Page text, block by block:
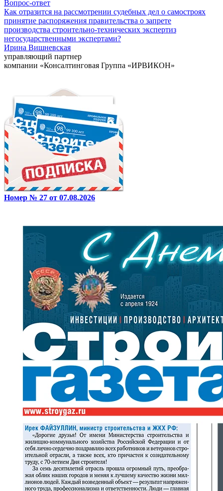
Вопрос-ответ
Как отразится на рассмотрении судебных дел о самостроях
принятие распоряжения правительства о запрете
производства строительно-технических экспертиз
негосударственными экспертами?
Ирина Вишневская
управляющий партнер
компании «Консалтинговая Группа «ИРВИКОН»
Номер № 27 от 07.08.2026